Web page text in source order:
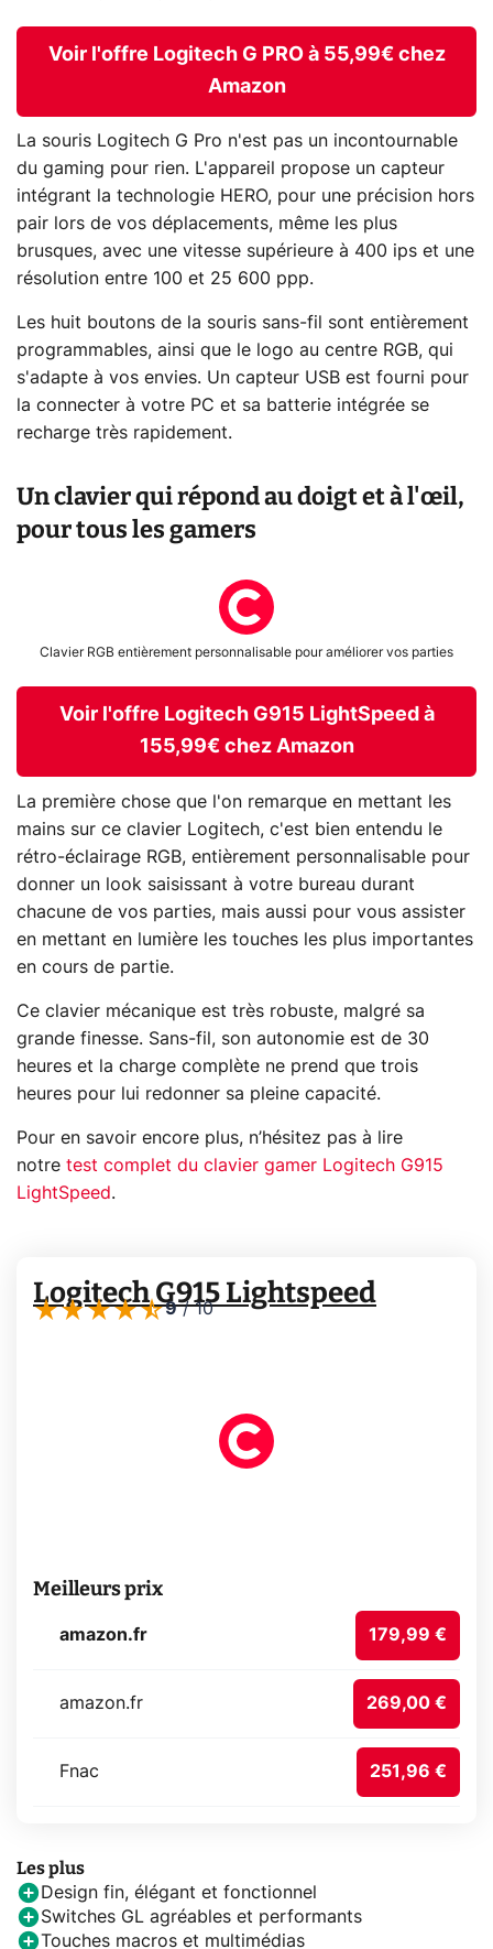
Voir l'offre Logitech G PRO à 55,99€ chez
Amazon
La souris Logitech G Pro n'est pas un incontournable
du gaming pour rien. L'appareil propose un capteur
intégrant la technologie HERO, pour une précision hors
pair lors de vos déplacements, même les plus
brusques, avec une vitesse supérieure à 400 ips et une
résolution entre 100 et 25 600 ppp.
Les huit boutons de la souris sans-fil sont entièrement
programmables, ainsi que le logo au centre RGB, qui
s'adapte à vos envies. Un capteur USB est fourni pour
la connecter à votre PC et sa batterie intégrée se
recharge très rapidement.
Un clavier qui répond au doigt et à l'œil,
pour tous les gamers
Clavier RGB entièrement personnalisable pour améliorer vos parties
Voir l'offre Logitech G915 LightSpeed à
155,99€ chez Amazon
La première chose que l'on remarque en mettant les
mains sur ce clavier Logitech, c'est bien entendu le
rétro-éclairage RGB, entièrement personnalisable pour
donner un look saisissant à votre bureau durant
chacune de vos parties, mais aussi pour vous assister
en mettant en lumière les touches les plus importantes
en cours de partie.
Ce clavier mécanique est très robuste, malgré sa
grande finesse. Sans-fil, son autonomie est de 30
heures et la charge complète ne prend que trois
heures pour lui redonner sa pleine capacité.
Pour en savoir encore plus, n’hésitez pas à lire
notre test complet du clavier gamer Logitech G915
LightSpeed.
Logitech G915 Lightspeed
9/10
Meilleurs prix
amazon.fr 179,99 €
amazon.fr 269,00 €
Fnac 251,96 €
Les plus
Design fin, élégant et fonctionnel
Switches GL agréables et performants
Touches macros et multimédias